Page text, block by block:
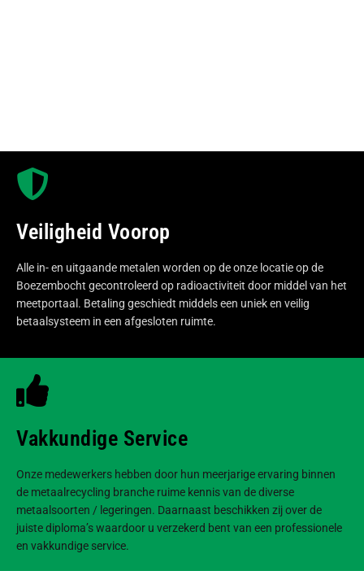
Veiligheid Voorop
Alle in- en uitgaande metalen worden op de onze locatie op de
Boezembocht gecontroleerd op radioactiviteit door middel van het
meetportaal. Betaling geschiedt middels een uniek en veilig
betaalsysteem in een afgesloten ruimte.
Vakkundige Service
Onze medewerkers hebben door hun meerjarige ervaring binnen
de metaalrecycling branche ruime kennis van de diverse
metaalsoorten / legeringen. Daarnaast beschikken zij over de
juiste diploma’s waardoor u verzekerd bent van een professionele
en vakkundige service.